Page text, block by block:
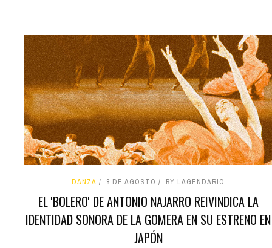
DANZA 8 DE AGOSTO BY LAGENDARIO
EL 'BOLERO' DE ANTONIO NAJARRO REIVINDICA LA
IDENTIDAD SONORA DE LA GOMERA EN SU ESTRENO EN
JAPÓN